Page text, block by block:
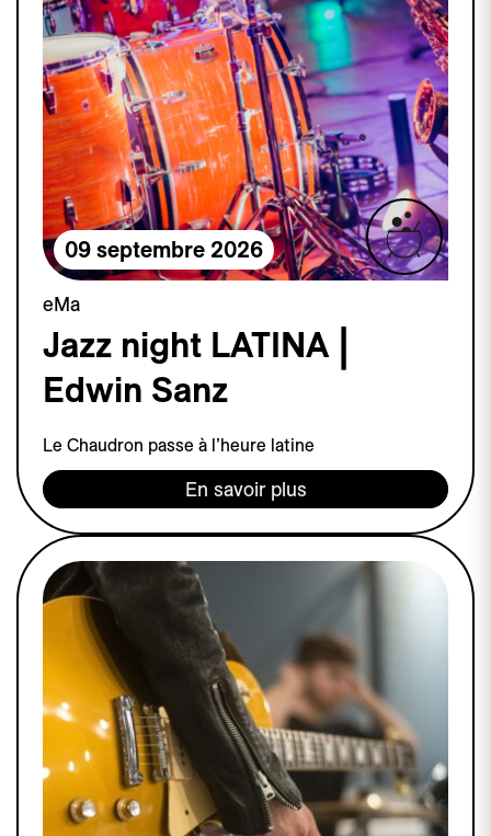
09 septembre 2026
eMa
Jazz night LATINA |
Edwin Sanz
Le Chaudron passe à l’heure latine
En savoir plus